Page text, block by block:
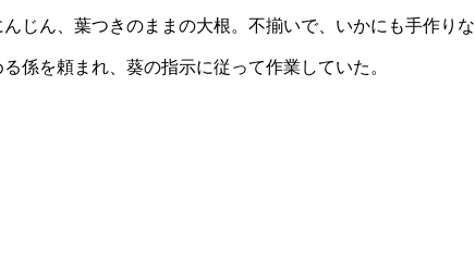
じん、葉つきのままの大根。不揃いで、いかにも手作りな
係を頼まれ、葵の指示に従って作業していた。